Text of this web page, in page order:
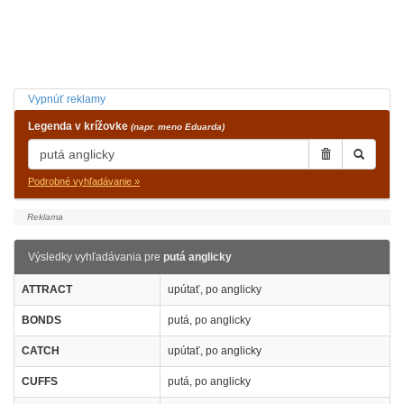
Vypnúť reklamy
Legenda v krížovke (napr. meno Eduarda)
Podrobné vyhľadávanie »
Výsledky vyhľadávania pre putá anglicky
ATTRACT upútať, po anglicky
BONDS putá, po anglicky
CATCH upútať, po anglicky
CUFFS putá, po anglicky